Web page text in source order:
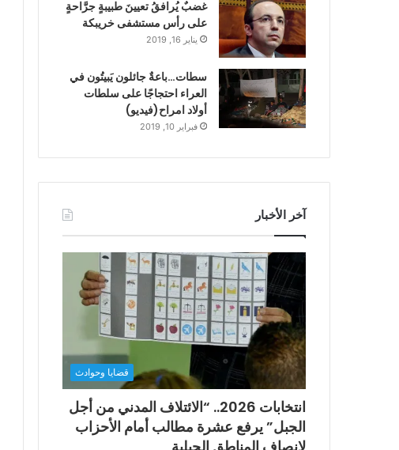
غضبٌ يُرافقُ تعيينَ طبيبةٍ جرَّاحةٍ
على رأس مستشفى خريبكة
يناير 16, 2019
سطات…باعةٌ جائلون يَبيتُون في
العراء احتجاجًا على سلطات
أولاد امراح(فيديو)
فبراير 10, 2019
آخر الأخبار
قضايا وحوادث
انتخابات 2026.. “الائتلاف المدني من أجل
الجبل” يرفع عشرة مطالب أمام الأحزاب